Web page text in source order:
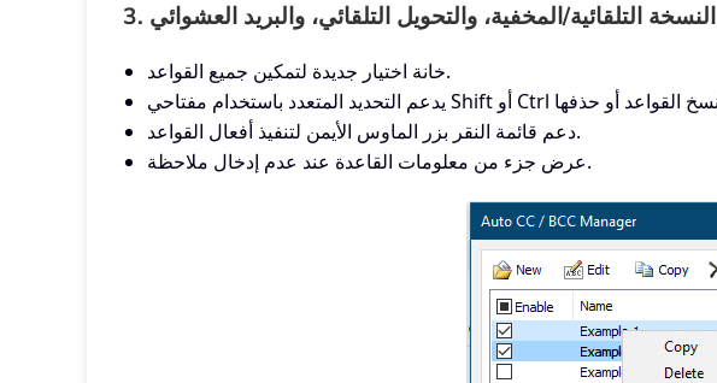
3. النسخة التلقائية/المخفية، والتحويل التلقائي، والبريد العشوائي
خانة اختيار جديدة لتمكين جميع القواعد.
دعم قائمة النقر بزر الماوس الأيمن لتنفيذ أفعال القواعد.
عرض جزء من معلومات القاعدة عند عدم إدخال ملاحظة.